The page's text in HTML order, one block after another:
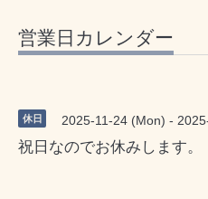
営業日カレンダー
休日 2025-11-24 (Mon) -
祝日なのでお休みします。